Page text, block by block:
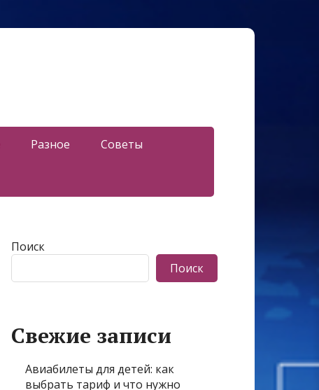
Разное Советы
Поиск
Поиск
Свежие записи
Авиабилеты для детей: как
выбрать тариф и что нужно